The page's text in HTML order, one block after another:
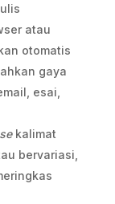
atau
otomatis
gaya
esai,
kalimat
bervariasi,